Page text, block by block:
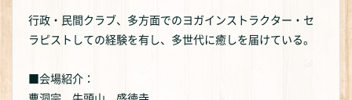
行政・民間クラブ、多方面でのヨガインストラクター・セ
ラピストしての経験を有し、多世代に癒しを届けている。
■会場紹介：